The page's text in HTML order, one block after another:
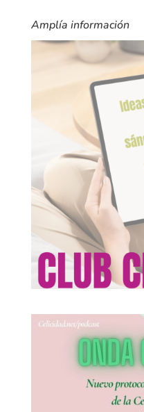
Amplía información